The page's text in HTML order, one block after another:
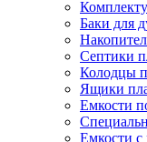
Баки для
Септики
Колодцы
Ящики
Емкости
Емкости